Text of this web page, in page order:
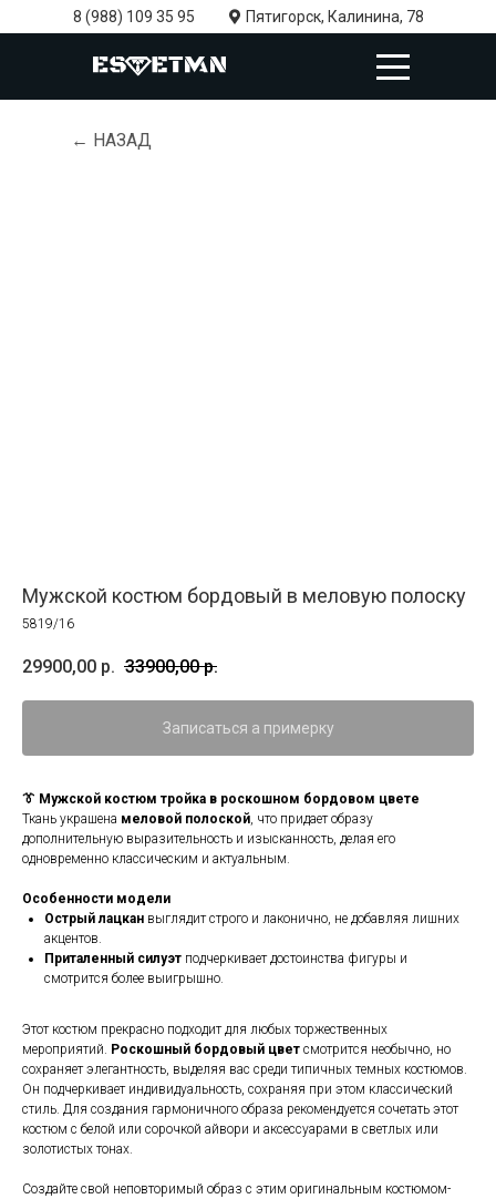
8 (988) 109 35 95 Пятигорск, Калинина, 78
← НАЗАД
Мужской костюм бордовый в меловую полоску
5819/16
29900,00 р. 33900,00 р.
Записаться а примерку
👔 Мужской костюм тройка в роскошном бордовом цвете
Ткань украшена меловой полоской, что придает образу
дополнительную выразительность и изысканность, делая его
одновременно классическим и актуальным.
Особенности модели
Острый лацкан выглядит строго и лаконично, не добавляя лишних
акцентов.
Приталенный силуэт подчеркивает достоинства фигуры и
смотрится более выигрышно.
Этот костюм прекрасно подходит для любых торжественных
мероприятий. Роскошный бордовый цвет смотрится необычно, но
сохраняет элегантность, выделяя вас среди типичных темных костюмов.
Он подчеркивает индивидуальность, сохраняя при этом классический
стиль. Для создания гармоничного образа рекомендуется сочетать этот
костюм с белой или сорочкой айвори и аксессуарами в светлых или
золотистых тонах.
Создайте свой неповторимый образ с этим оригинальным костюмом-